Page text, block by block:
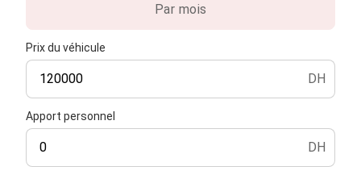
Prix du véhicule
DH
Apport personnel
DH
Par mois